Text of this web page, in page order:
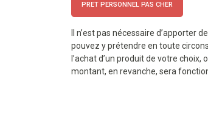
PRET PERSONNEL PAS CHER
Il n’est pas nécessaire
pouvez y prétendre en toute
l’achat d’un produit de votre
montant, en revanche, sera